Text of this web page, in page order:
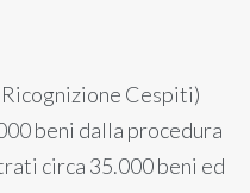
Cespiti)
beni dalla procedura
circa 35.000 beni ed